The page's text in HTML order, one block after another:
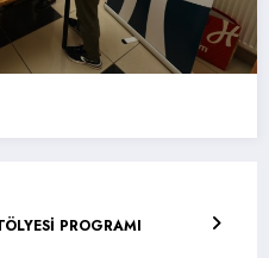
PROGRAMI